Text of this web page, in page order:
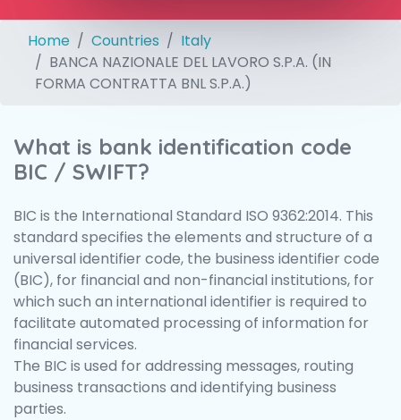
Home Countries
Italy
BANCA NAZIONALE DEL LAVORO S.P.A. (IN
FORMA CONTRATTA BNL S.P.A.)
What is bank identification code
BIC / SWIFT?
BIC is the International Standard ISO 9362:2014. This
standard specifies the elements and structure of a
universal identifier code, the business identifier code
(BIC), for financial and non-financial institutions, for
which such an international identifier is required to
facilitate automated processing of information for
financial services.
The BIC is used for addressing messages, routing
business transactions and identifying business
parties.